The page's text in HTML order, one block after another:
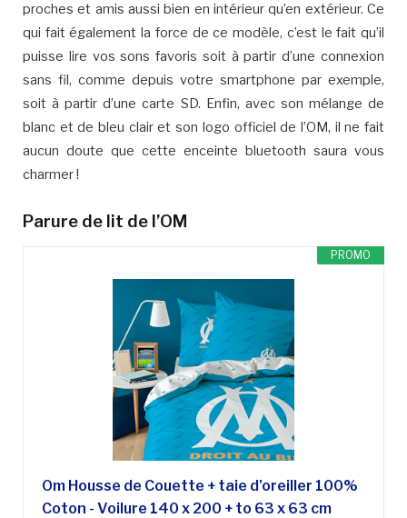
proches et amis aussi bien en intérieur qu’en extérieur. Ce
qui fait également la force de ce modèle, c’est le fait qu’il
puisse lire vos sons favoris soit à partir d’une connexion
sans fil, comme depuis votre smartphone par exemple,
soit à partir d’une carte SD. Enfin, avec son mélange de
blanc et de bleu clair et son logo officiel de l’OM, il ne fait
aucun doute que cette enceinte bluetooth saura vous
charmer !
Parure de lit de l’OM
PROMO
Om Housse de Couette + taie d'oreiller 100%
Coton - Voilure 140 x 200 + to 63 x 63 cm